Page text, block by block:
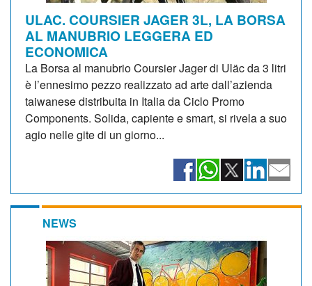
ULAC. COURSIER JAGER 3L, LA BORSA
AL MANUBRIO LEGGERA ED
ECONOMICA
La Borsa al manubrio Coursier Jager di Uläc da 3 litri
è l’ennesimo pezzo realizzato ad arte dall’azienda
taiwanese distribuita in Italia da Ciclo Promo
Components. Solida, capiente e smart, si rivela a suo
agio nelle gite di un giorno...
NEWS